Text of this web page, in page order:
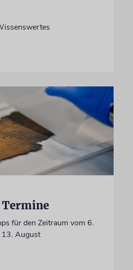
für den Zeitraum vom 6.
August